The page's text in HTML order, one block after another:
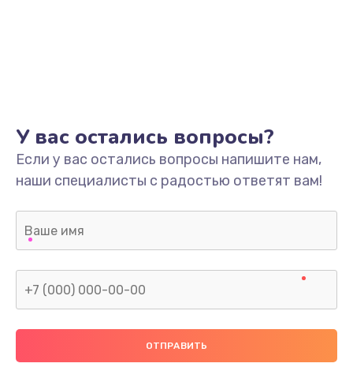
У вас остались вопросы?
Если у вас остались вопросы напишите нам,
наши специалисты с радостью ответят вам!